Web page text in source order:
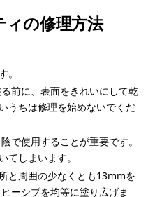
ィの修理方法
。
前に、表面をきれいにして乾
うちは修理を始めないでくだ
で使用することが重要です。
てしまいます。
と周囲の少なくとも13mmを
ーシブを均等に塗り広げま